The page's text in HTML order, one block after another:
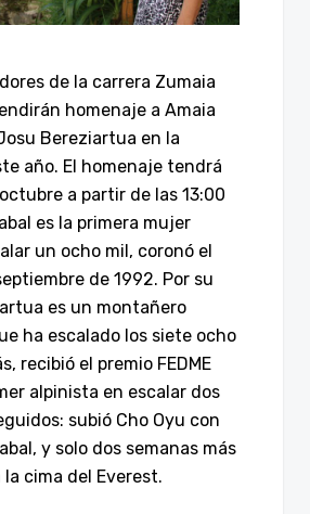
de la carrera Zumaia
homenaje a Amaia
Bereziartua en la
año. El homenaje tendrá
a partir de las 13:00
es la primera mujer
un ocho mil, coronó el
de 1992. Por su
es un montañero
ha escalado los siete ocho
recibió el premio FEDME
alpinista en escalar dos
subió Cho Oyu con
y solo dos semanas más
cima del Everest.